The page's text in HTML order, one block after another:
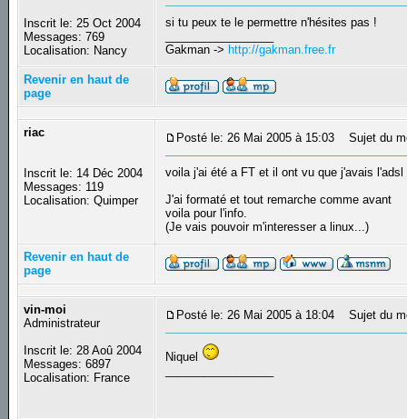
Inscrit le: 25 Oct 2004
Messages: 769
Localisation: Nancy
si tu peux te le permettre n'hésites pas !
Gakman -> http://gakman.free.fr
Revenir en haut de
page
riac
Inscrit le: 14 Déc 2004
Messages: 119
Localisation: Quimper
Posté le: 26 Mai 2005 à 15:03 Sujet du
voila j'ai été a FT et il ont vu que j'avais
J'ai formaté et tout remarche comme avant
voila pour l'info.
(Je vais pouvoir m'interesser a linux...)
Revenir en haut de
page
vin-moi
Administrateur
Inscrit le: 28 Aoû 2004
Messages: 6897
Localisation: France
Posté le: 26 Mai 2005 à 18:04 Sujet du
Niquel